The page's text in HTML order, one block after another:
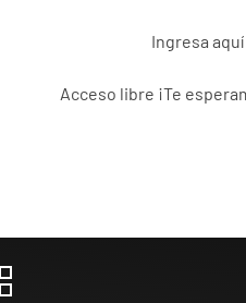
Ingresa
Acceso libre ¡Te